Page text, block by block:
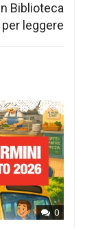
Biblioteca
leggere
0